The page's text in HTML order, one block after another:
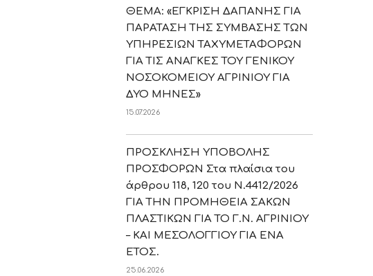
ΘΕΜΑ: «ΕΓΚΡΙΣΗ ΔΑΠΑΝΗΣ ΓΙΑ
ΠΑΡΑΤΑΣΗ ΤΗΣ ΣΥΜΒΑΣΗΣ ΤΩΝ
ΥΠΗΡΕΣΙΩΝ ΤΑΧΥΜΕΤΑΦΟΡΩΝ
ΓΙΑ ΤΙΣ ΑΝΑΓΚΕΣ ΤΟΥ ΓΕΝΙΚΟΥ
ΝΟΣΟΚΟΜΕΙΟΥ ΑΓΡΙΝΙΟΥ ΓΙΑ
ΔΥΟ ΜΗΝΕΣ»
15.07.2026
ΠΡΟΣΚΛΗΣΗ ΥΠΟΒΟΛΗΣ
ΠΡΟΣΦΟΡΩΝ Στα πλαίσια του
άρθρου 118, 120 του Ν.4412/2026
ΓΙΑ ΤΗΝ ΠΡΟΜΗΘΕΙΑ ΣΑΚΩΝ
ΠΛΑΣΤΙΚΩΝ ΓΙΑ ΤΟ Γ.Ν. ΑΓΡΙΝΙΟΥ
– ΚΑΙ ΜΕΣΟΛΟΓΓΙΟΥ ΓΙΑ ΕΝΑ
ΕΤΟΣ.
25.06.2026